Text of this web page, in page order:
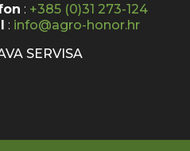
: +385 (0)31 273-124
: info@agro-honor.hr
SERVISA